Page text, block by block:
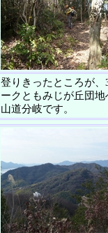
登りきったところが、
ークともみじが丘団地
山道分岐です。